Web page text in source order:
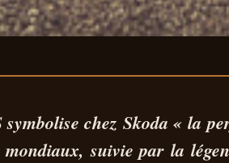
ELROQ
symbolise chez Skoda « la
suivie par la